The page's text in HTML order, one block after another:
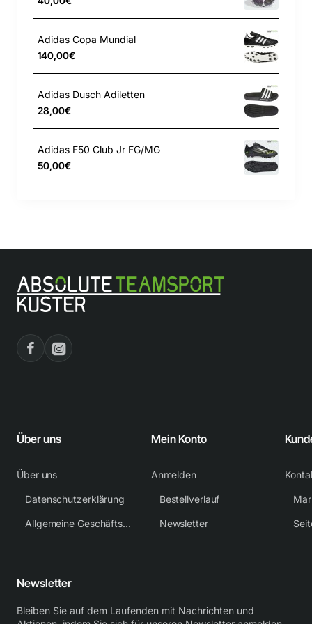
HALOSKIN Technologie
Farbe: Solar Turbo / Core Black / Gold Metallic
Adidas Copa Mundial
140,00€
Adidas Dusch Adiletten
28,00€
Adidas F50 Club Jr FG/MG
50,00€
Über uns
Über uns
Datenschutzerklärung
Allgemeine Geschäftsbedingungen
Mein Konto
Anmelden
Bestellverlauf
Newsletter
Newsletter
Bleiben Sie auf dem Laufenden mit Nachrichten und